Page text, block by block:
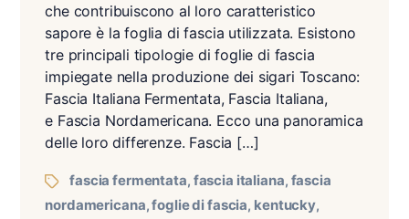
che contribuiscono al loro caratteristico
sapore è la foglia di fascia utilizzata. Esistono
tre principali tipologie di foglie di fascia
impiegate nella produzione dei sigari Toscano:
Fascia Italiana Fermentata, Fascia Italiana,
e Fascia Nordamericana. Ecco una panoramica
delle loro differenze. Fascia […]
fascia fermentata, fascia italiana, fascia
nordamericana,foglie di fascia, kentucky,